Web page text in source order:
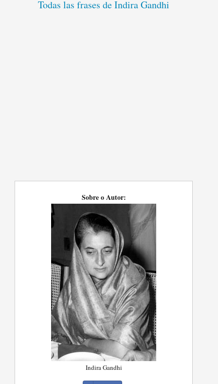
Todas las frases de Indira Gandhi
Sobre o Autor:
Indira Gandhi